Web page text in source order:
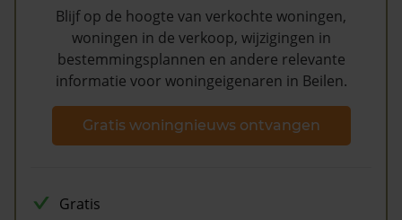
Blijf op de hoogte van verkochte woningen,
woningen in de verkoop, wijzigingen in
bestemmingsplannen en andere relevante
informatie voor woningeigenaren in Beilen.
Gratis woningnieuws ontvangen
Gratis